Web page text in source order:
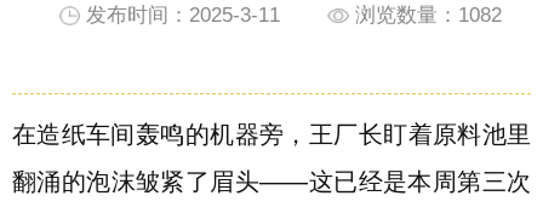
发布时间：2025-3-11 浏览数量： 1082
在造纸车间轰鸣的机器旁，王厂长盯着原料池里
翻涌的泡沫皱紧了眉头——这已经是本周第三次